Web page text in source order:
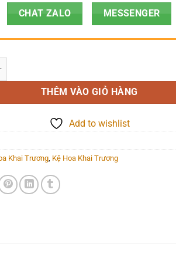
CHAT ZALO MESSENGER
- Đại Cát Đại Lợi - KT056 số lượng
THÊM VÀO GIỎ HÀNG
Add to wishlist
Khai Trương, Kệ Hoa Khai Trương